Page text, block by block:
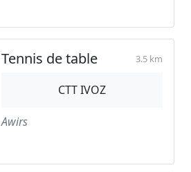
Tennis de table 3.5 km
CTT IVOZ
Awirs